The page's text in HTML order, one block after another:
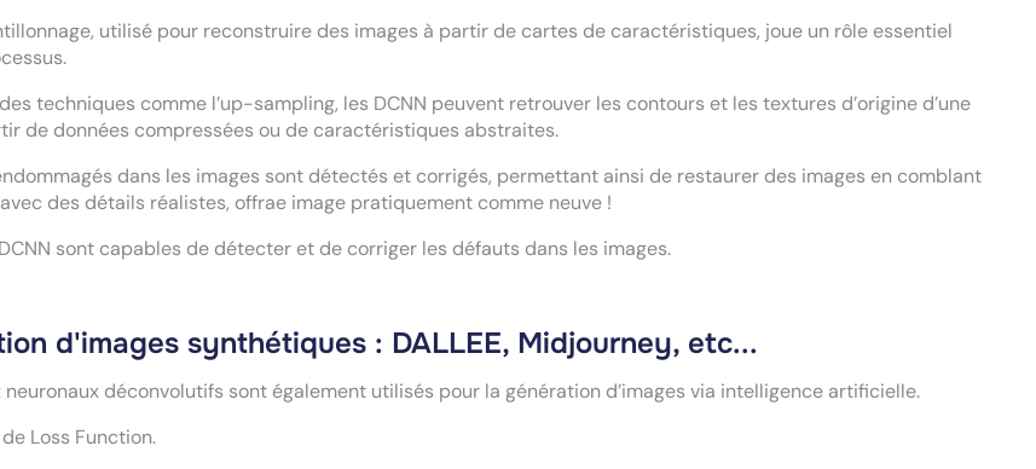
utilisé pour reconstruire des images à partir de cartes de caractéristiques, joue un rôle essentiel
techniques comme l’up-sampling, les DCNN peuvent retrouver les contours et les textures d’origine d’une
de données compressées ou de caractéristiques abstraites.
dans les images sont détectés et corrigés, permettant ainsi de restaurer des images en comblant
des détails réalistes, offrae image pratiquement comme neuve !
sont capables de détecter et de corriger les défauts dans les images.
d'images synthétiques : DALLEE, Midjourney, etc...
neuronaux déconvolutifs sont également utilisés pour la génération d’images via intelligence artificielle.
Loss Function.